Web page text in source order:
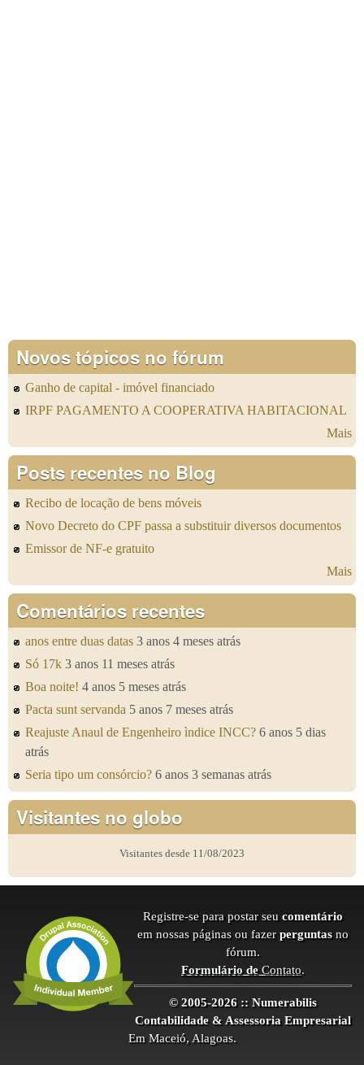
Novos tópicos no fórum
Ganho de capital - imóvel financiado
IRPF PAGAMENTO A COOPERATIVA HABITACIONAL
Mais
Posts recentes no Blog
Recibo de locação de bens móveis
Novo Decreto do CPF passa a substituir diversos documentos
Emissor de NF-e gratuito
Mais
Comentários recentes
anos entre duas datas 3 anos 4 meses atrás
Só 17k 3 anos 11 meses atrás
Boa noite! 4 anos 5 meses atrás
Pacta sunt servanda 5 anos 7 meses atrás
Reajuste Anaul de Engenheiro ìndice INCC? 6 anos 5 dias
atrás
Seria tipo um consórcio? 6 anos 3 semanas atrás
Visitantes no globo
Visitantes desde 11/08/2023
Registre-se para postar seu comentário
em nossas páginas ou fazer perguntas no
fórum.
Formulário deContato.
© 2005-2026 :: Numerabilis
Contabilidade & Assessoria Empresarial
Em Maceió, Alagoas.